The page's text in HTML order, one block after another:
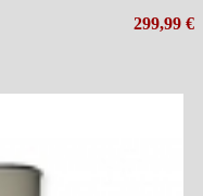
299,99 €